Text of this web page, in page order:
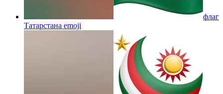
флаг
Татарстана emoji